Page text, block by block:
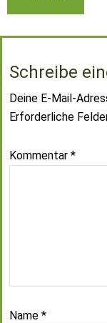
Schreibe
Deine E-Mail-
Erforderliche
Kommentar *
Name *